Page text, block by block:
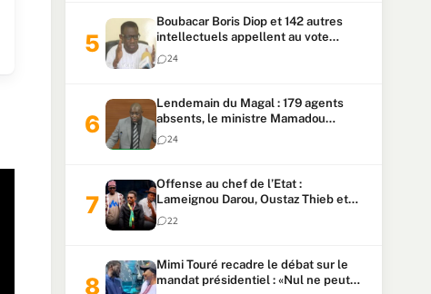
Boubacar Boris Diop et 142 autres
intellectuels appellent au vote
urgent de la révision
constitutionnelle
24
Lendemain du Magal : 179 agents
absents, le ministre Mamadou
Lamine Dianté exige des explications
24
Offense au chef de l’Etat :
Lameignou Darou, Oustaz Thieb et
Ndiaye Touba lourdement
condamnés
22
Mimi Touré recadre le débat sur le
mandat présidentiel : «Nul ne peut